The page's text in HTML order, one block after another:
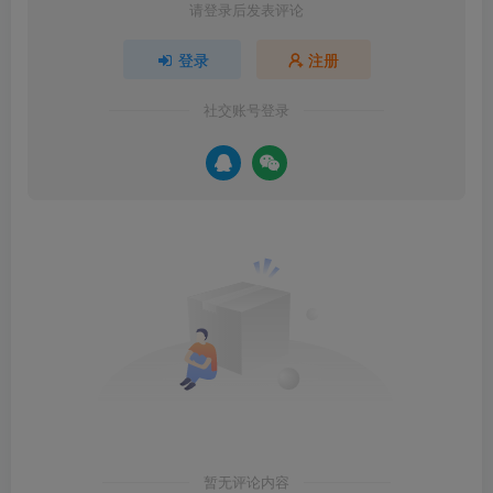
请登录后发表评论
登录 注册
社交账号登录
暂无评论内容